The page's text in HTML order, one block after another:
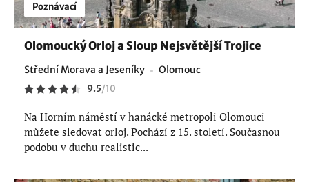
Poznávací
Olomoucký Orloj a Sloup Nejsvětější Trojice
Střední Morava a Jeseníky Olomouc
9.5/10
Na Horním náměstí v hanácké metropoli Olomouci
můžete sledovat orloj. Pochází z 15. století. Současnou
podobu v duchu realistic...